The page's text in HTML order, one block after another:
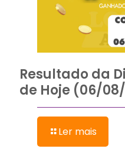
Resultado da
de Hoje (06/
Ler mais